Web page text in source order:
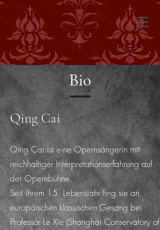
Bio
Qing Cai
Qing Cai ist eine Opernsängerin mit
reichhaltiger Interpretationserfahrung auf
der Opernbühne.
Seit ihrem 15. Lebensjahr fing sie an,
europäischen klassischen Gesang bei
Professor Le Xie (Shanghai Conservatory of